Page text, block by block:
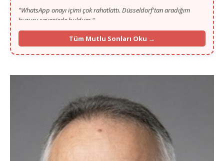
- Mustafa T. (Düsseldorf)
"Gurbette yalnızlık zordu ama Murat Bey'in ilgisi ve portalı
sayesinde Köln'den hayat arkadaşımı buldum."
- Fatma K. (Köln)
"İlk başta ilan vermek için çekinmiştim, 13. yılınızı görünce
"Frankfurt'ta yaşıyorum, eşim de buradan. Vesile olduğunuz için
Allah razı olsun Murat Bey kardeşim."
- Caner A. (Frankfurt)
Tüm Mutlu Sonları Oku →